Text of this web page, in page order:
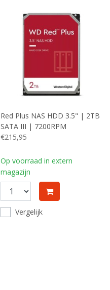
Red Plus NAS HDD 3.5" | 2TB
SATA III | 7200RPM
€215,95
Op voorraad in extern
magazijn
Vergelijk